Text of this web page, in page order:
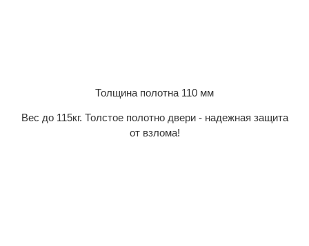
Толщина полотна 110 мм
Вес до 115кг. Толстое полотно двери - надежная защита
от взлома!